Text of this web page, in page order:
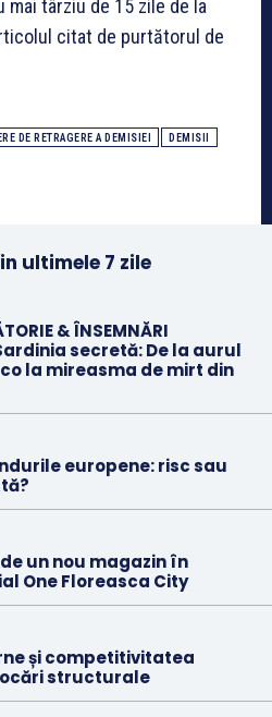
mai târziu de 15 zile de la
citat de purtătorul de
DE RETRAGERE A DEMISIEI DEMISII
ultimele 7 zile
& ÎNSEMNĂRI
Sardinia secretă: De la aurul
la mireasma de mirt din
europene: risc sau
un nou magazin în
One Floreasca City
și competitivitatea
structurale